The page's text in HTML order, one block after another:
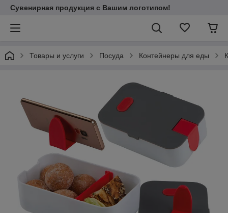
Сувенирная продукция с Вашим логотипом!
Товары и услуги Посуда Контейнеры для еды